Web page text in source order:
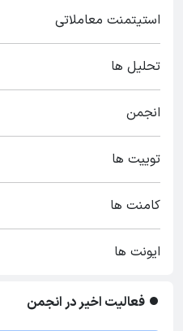
استیتمنت معاملاتی
تحلیل ها
انجمن
توییت ها
کامنت ها
ایونت ها
فعالیت اخیر در انجمن